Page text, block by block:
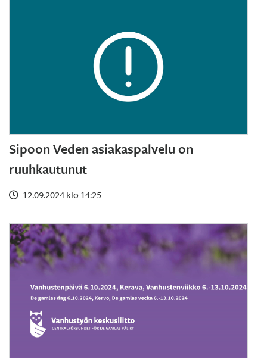
Sipoon Veden asiakaspalvelu on
ruuhkautunut
12.09.2024 klo 14:25